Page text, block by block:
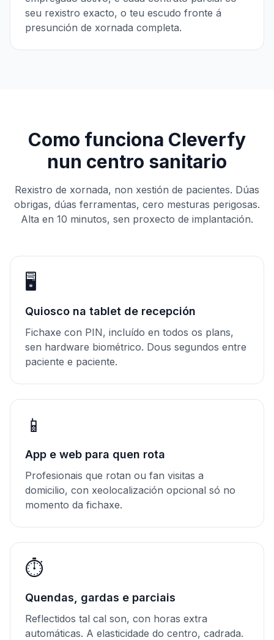
seu rexistro exacto, o teu escudo fronte á
presunción de xornada completa.
Como funciona Cleverfy
nun centro sanitario
Rexistro de xornada, non xestión de pacientes. Dúas
obrigas, dúas ferramentas, cero mesturas perigosas.
Alta en 10 minutos, sen proxecto de implantación.
🖥️
Quiosco na tablet de recepción
Fichaxe con PIN, incluído en todos os plans,
sen hardware biométrico. Dous segundos entre
paciente e paciente.
📱
App e web para quen rota
Profesionais que rotan ou fan visitas a
domicilio, con xeolocalización opcional só no
momento da fichaxe.
⏱️
Quendas, gardas e parciais
Reflectidos tal cal son, con horas extra
automáticas. A elasticidade do centro, cadrada.